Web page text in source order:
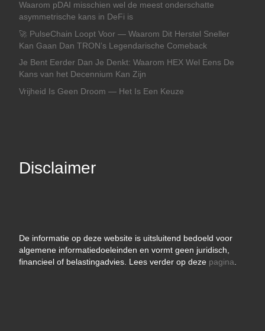
Waarom pDAI misschien wel de meest onderschatte
asymmetrische kans in DeFi is
🚀 PulseChain Loopt Voor — Waarom Dit Herstel Sneller
Kan Gaan Dan TRON’s Legendarische Comeback
Je Bent Eerder Dan Je Denkt: Waarom HEX Wel Eens De
Kans van het Decennium Kan Zijn
Vrijheid Is Geen Droom — Het Is Een Keuze
Disclaimer
De informatie op deze website is uitsluitend bedoeld voor
algemene informatiedoeleinden en vormt geen juridisch,
financieel of belastingadvies. Lees verder op deze pagina.